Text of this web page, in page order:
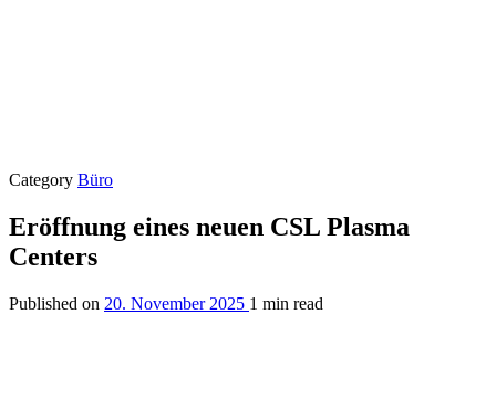
Category Büro
Eröffnung eines neuen CSL Plasma
Centers
Published on 20. November 2025 1 min read